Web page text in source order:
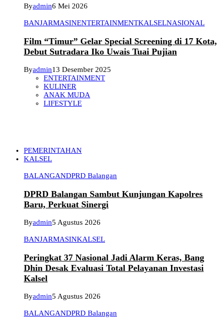
Byadmin6 Mei 2026
BANJARMASINENTERTAINMENTKALSELNASIONAL
Film “Timur” Gelar Special Screening di 17 Kota,
Debut Sutradara Iko Uwais Tuai Pujian
Byadmin13 Desember 2025
ENTERTAINMENT
KULINER
ANAK MUDA
LIFESTYLE
PEMERINTAHAN
KALSEL
BALANGANDPRD Balangan
DPRD Balangan Sambut Kunjungan Kapolres
Baru, Perkuat Sinergi
Byadmin5 Agustus 2026
BANJARMASINKALSEL
Peringkat 37 Nasional Jadi Alarm Keras, Bang
Dhin Desak Evaluasi Total Pelayanan Investasi
Kalsel
Byadmin5 Agustus 2026
BALANGANDPRD Balangan